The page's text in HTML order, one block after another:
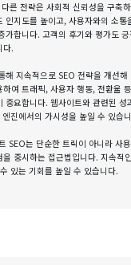
른 전략은 사회적 신뢰성을 구축
인지도를 높이고, 사용자와의 소통
가합니다. 고객의 후기와 평가도
다.
해 지속적으로 SEO 전략을 개선
여 트래픽, 사용자 행동, 전환율
중요합니다. 웹사이트와 관련된 성
진에서의 가시성을 높일 수 있습
SEO는 단순한 트릭이 아니라 사
중시하는 접근법입니다. 지속적
있는 기회를 높일 수 있습니다.